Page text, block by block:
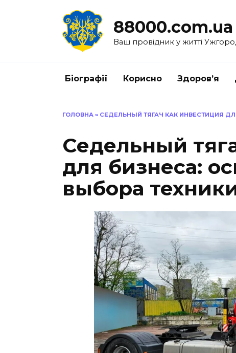
88000.com.ua
Ваш провідник у житті
Біографії Корисно Здоров’я
ГОЛОВНА » СЕДЕЛЬНЫЙ ТЯГАЧ КАК ИНВЕСТИЦИЯ
Седельный
для бизнеса:
выбора